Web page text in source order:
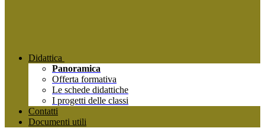
Didattica
Panoramica
Offerta formativa
Le schede didattiche
I progetti delle classi
Contatti
Documenti utili